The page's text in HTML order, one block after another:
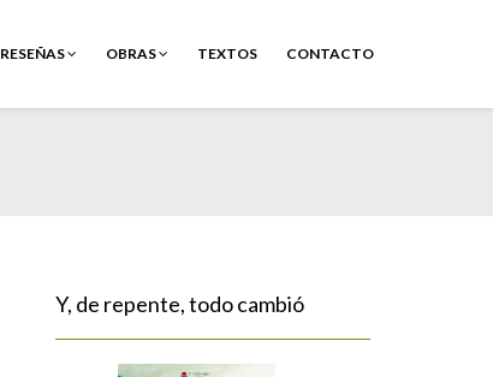
RESEÑAS OBRAS TEXTOS CONTACTO
Y, de repente, todo cambió